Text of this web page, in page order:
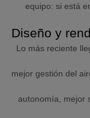
equipo: si está
Diseño y
Lo más reciente
mejor gestión del
autonomía, mejor